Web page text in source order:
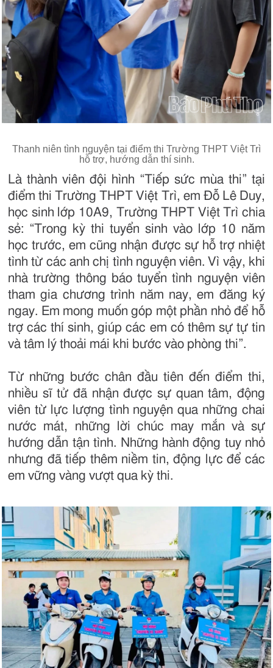
Thanh niên tình nguyện tại điểm thi Trường THPT Việt Trì
hỗ trợ, hướng dẫn thí sinh.
Là thành viên đội hình “Tiếp sức mùa thi” tại
điểm thi Trường THPT Việt Trì, em Đỗ Lê Duy,
học sinh lớp 10A9, Trường THPT Việt Trì chia
sẻ: “Trong kỳ thi tuyển sinh vào lớp 10 năm
học trước, em cũng nhận được sự hỗ trợ nhiệt
tình từ các anh chị tình nguyện viên. Vì vậy, khi
nhà trường thông báo tuyển tình nguyện viên
tham gia chương trình năm nay, em đăng ký
ngay. Em mong muốn góp một phần nhỏ để hỗ
trợ các thí sinh, giúp các em có thêm sự tự tin
và tâm lý thoải mái khi bước vào phòng thi”.
Từ những bước chân đầu tiên đến điểm thi,
nhiều sĩ tử đã nhận được sự quan tâm, động
viên từ lực lượng tình nguyện qua những chai
nước mát, những lời chúc may mắn và sự
hướng dẫn tận tình. Những hành động tuy nhỏ
nhưng đã tiếp thêm niềm tin, động lực để các
em vững vàng vượt qua kỳ thi.